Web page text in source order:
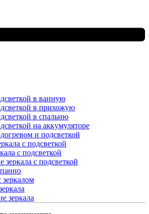
в ванную
в прихожую
в спальню
на аккумуляторе
и подсветкой
с подсветкой
с подсветкой
зеркала с подсветкой
зеркала